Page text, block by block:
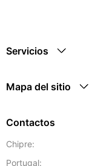
Servicios
Mapa del sitio
Contactos
Chipre:
Portugal: